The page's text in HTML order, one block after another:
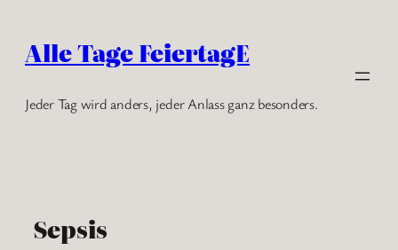
Inhalt
springen
Alle Tage FeiertagE
Jeder Tag wird anders, jeder Anlass ganz besonders.
Sepsis